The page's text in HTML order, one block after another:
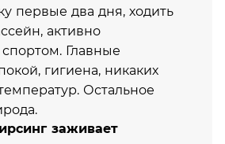
первые два дня, ходить
активно
Главные
гигиена, никаких
Остальное
заживает